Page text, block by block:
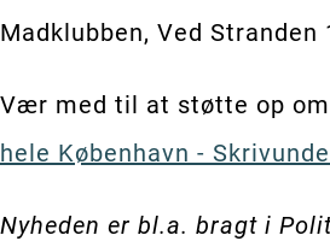
Madklubben, Ved
Vær med til at støtte op
hele København -
Nyheden er bl.a. bragt i